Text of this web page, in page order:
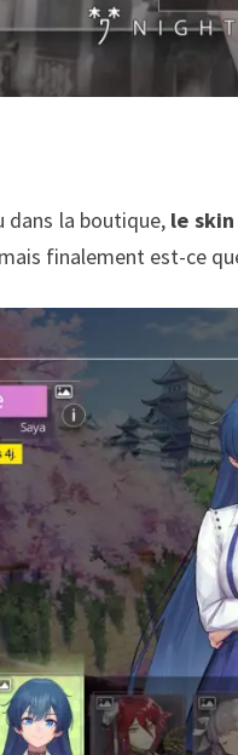
dans la boutique, le
finalement est-ce